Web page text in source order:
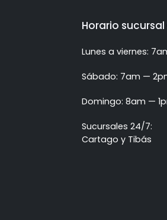
Horario
Lunes a viernes:
Sábado: 7am —
Domingo: 8am —
Sucursales 24/7:
Cartago y Tibás